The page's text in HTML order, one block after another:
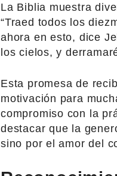
La Biblia muestra
“Traed todos los
ahora en esto, dice
los cielos, y
Esta promesa de
motivación para
compromiso con la
destacar que la
sino por el amor del